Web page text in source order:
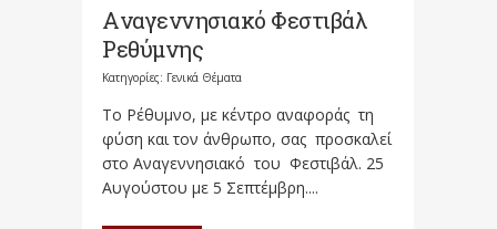
Aναγεννησι​ακό Φεστιβάλ
Ρεθύμνης
Κατηγορίες: Γενικά Θέματα
Το Ρέθυμνο, με κέντρο αναφοράς τη
φύση και τον άνθρωπο, σας προσκαλεί
στο Αναγεννησιακό του Φεστιβάλ. 25
Αυγούστου με 5 Σεπτέμβρη....